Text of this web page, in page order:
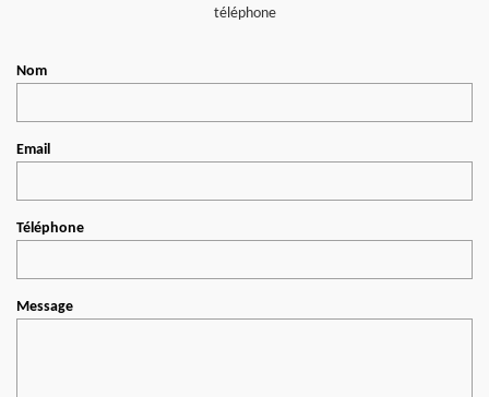
téléphone
Nom
Email
Téléphone
Message